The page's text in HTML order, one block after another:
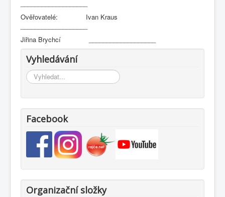
Ověřovatelé: Ivan Kraus
Jiřina Brychcí ___________________
Vyhledávání
Vyhledávání...
Facebook
Organizační složky